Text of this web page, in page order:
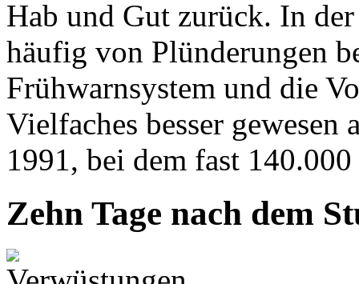
Hab und Gut zurück. In
häufig von Plünderungen
Frühwarnsystem und die
Vielfaches besser
1991, bei dem fast
Zehn Tage nach dem